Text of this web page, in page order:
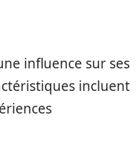
influence sur ses
incluent